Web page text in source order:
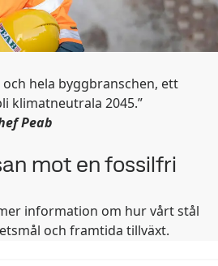
och hela byggbranschen, ett
klimatneutrala 2045.”
Peab
mot en fossilfri
information om hur vårt stål
och framtida tillväxt.